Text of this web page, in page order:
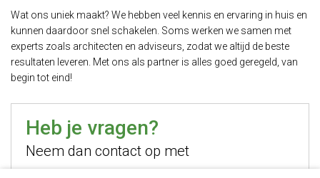
Wat ons uniek maakt? We hebben veel kennis en ervaring in huis en
kunnen daardoor snel schakelen. Soms werken we samen met
experts zoals architecten en adviseurs, zodat we altijd de beste
resultaten leveren. Met ons als partner is alles goed geregeld, van
begin tot eind!
Heb je vragen?
Neem dan contact op met